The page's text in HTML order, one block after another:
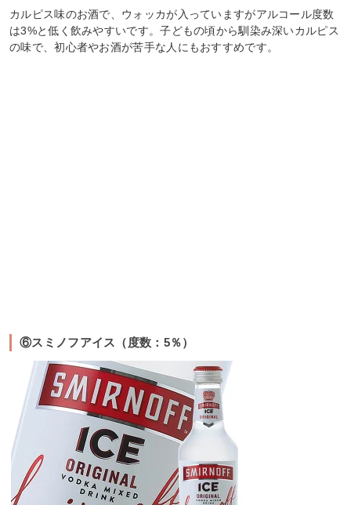
カルピス味のお酒で、ウォッカが入っていますがアルコール度数
は3%と低く飲みやすいです。子どもの頃から馴染み深いカルピス
の味で、初心者やお酒が苦手な人にもおすすめです。
⑥スミノフアイス（度数：5％）